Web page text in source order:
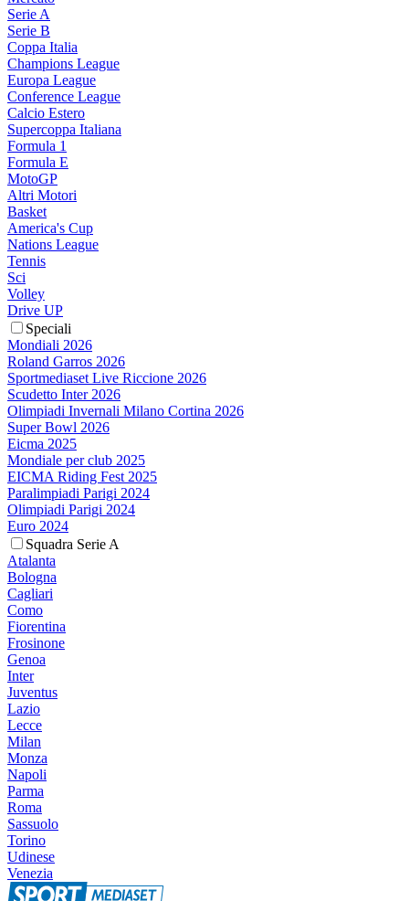
Serie A
Serie B
Coppa Italia
Champions League
Europa League
Conference League
Calcio Estero
Supercoppa Italiana
Formula 1
Formula E
MotoGP
Altri Motori
Basket
America's Cup
Nations League
Tennis
Sci
Volley
Drive UP
Speciali
Mondiali 2026
Roland Garros 2026
Sportmediaset Live Riccione 2026
Scudetto Inter 2026
Olimpiadi Invernali Milano Cortina 2026
Super Bowl 2026
Eicma 2025
Mondiale per club 2025
EICMA Riding Fest 2025
Paralimpiadi Parigi 2024
Olimpiadi Parigi 2024
Euro 2024
Squadra Serie A
Atalanta
Bologna
Cagliari
Como
Fiorentina
Frosinone
Genoa
Inter
Juventus
Lazio
Lecce
Milan
Monza
Napoli
Parma
Roma
Sassuolo
Torino
Udinese
Venezia